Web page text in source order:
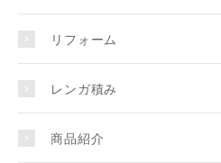
リフォーム
レンガ積み
商品紹介